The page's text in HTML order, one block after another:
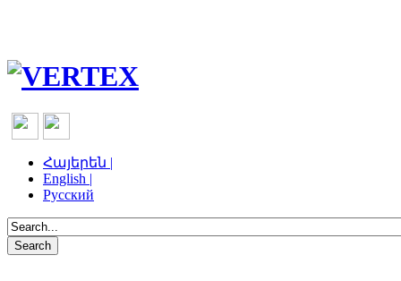
Հայերեն |
English |
Русский